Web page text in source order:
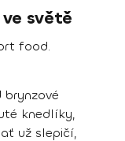
světě
food.
knedlíky,
už slepičí,